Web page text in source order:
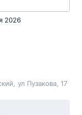
2026
ул Пузакова , 17